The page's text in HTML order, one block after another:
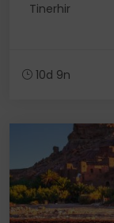
Tinerhir
10d 9n